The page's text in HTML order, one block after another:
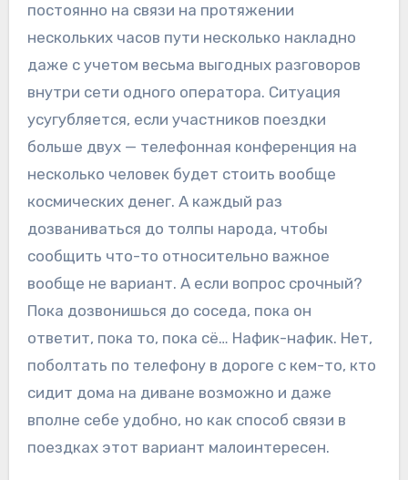
постоянно на связи на протяжении
нескольких часов пути несколько накладно
даже с учетом весьма выгодных разговоров
внутри сети одного оператора. Ситуация
усугубляется, если участников поездки
больше двух — телефонная конференция на
несколько человек будет стоить вообще
космических денег. А каждый раз
дозваниваться до толпы народа, чтобы
сообщить что-то относительно важное
вообще не вариант. А если вопрос срочный?
Пока дозвонишься до соседа, пока он
ответит, пока то, пока сё… Нафик-нафик. Нет,
поболтать по телефону в дороге с кем-то, кто
сидит дома на диване возможно и даже
вполне себе удобно, но как способ связи в
поездках этот вариант малоинтересен.